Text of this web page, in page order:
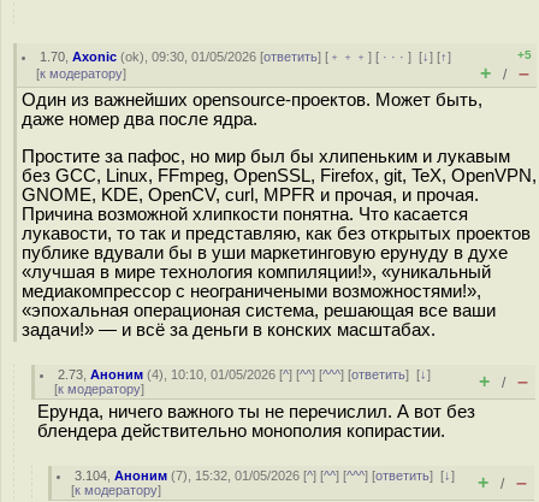
1.70 ,Axonic (ok), 09:30, 01/05/2026 [ответить] [ ﹢﹢﹢] [ · · ·][↓] [↑]
[к модератору]
+5
+ / –
Один из важнейших opensource-проектов. Может быть,
даже номер два после ядра.
Простите за пафос, но мир был бы хлипеньким и лукавым
без GCC, Linux, FFmpeg, OpenSSL, Firefox, git, TeX, OpenVPN,
GNOME, KDE, OpenCV, curl, MPFR и прочая, и прочая.
Причина возможной хлипкости понятна. Что касается
лукавости, то так и представляю, как без открытых проектов
публике вдували бы в уши маркетинговую ерунуду в духе
«лучшая в мире технология компиляции!», «уникальный
медиакомпрессор с неограничеными возможностями!»,
«эпохальная операционая система, решающая все ваши
задачи!» — и всё за деньги в конских масштабах.
2.73 ,Аноним (4), 10:10, 01/05/2026 [^] [^^] [^^^] [ответить][↓]
[к модератору] + / –
Ерунда, ничего важного ты не перечислил. А вот без
блендера действительно монополия копирастии.
3.104 ,Аноним (7), 15:32, 01/05/2026 [^] [^^] [^^^] [ответить][↓]
[к модератору] + / –